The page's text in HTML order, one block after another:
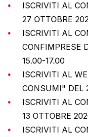
ISCRIVITI AL
27 OTTOBRE
ISCRIVITI AL
CONFIMPRESE
15.00-17.00
ISCRIVITI AL
CONSUMI" DEL
ISCRIVITI AL
13 OTTOBRE
ISCRIVITI AL